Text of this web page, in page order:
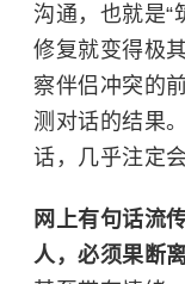
沟通，也就是“
修复就变得极
察伴侣冲突的
测对话的结果
话，几乎注定会
网上有句话流
人，必须果断